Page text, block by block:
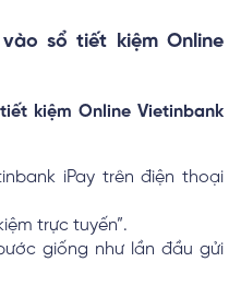
sổ tiết kiệm Online
kiệm Online Vietinbank
iPay trên điện thoại
trực tuyến”.
giống như lần đầu gửi